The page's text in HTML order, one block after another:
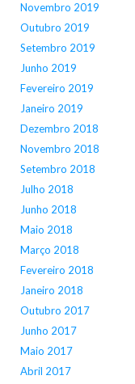
Novembro 2019
Outubro 2019
Setembro 2019
Junho 2019
Fevereiro 2019
Janeiro 2019
Dezembro 2018
Novembro 2018
Setembro 2018
Julho 2018
Junho 2018
Maio 2018
Março 2018
Fevereiro 2018
Janeiro 2018
Outubro 2017
Junho 2017
Maio 2017
Abril 2017